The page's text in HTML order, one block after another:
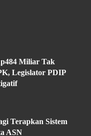
Miliar Tak
Legislator PDIP
Terapkan Sistem
ASN